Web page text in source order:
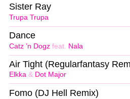
Trupa Trupa
Sister Ray
Catz ’n Dogz feat. Nala
Dance
Elkka & Dot Major
Air Tight (Regularfantasy
Fomo (DJ Hell Remix)